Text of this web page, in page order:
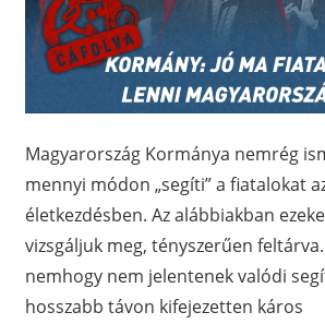
Magyarország Kormánya nemrég
mennyi módon „segíti” a fiatalokat
életkezdésben. Az alábbiakban
vizsgáljuk meg, tényszerűen
nemhogy nem jelentenek valódi
hosszabb távon kifejezetten káros